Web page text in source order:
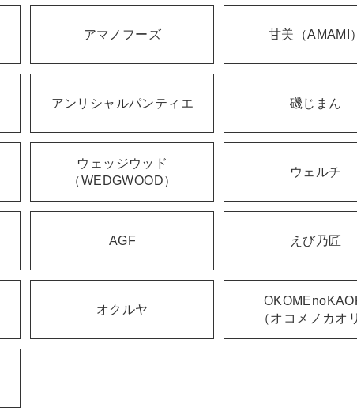
アマノフーズ 甘美（AMAMI）
アンリシャルパンティエ 磯じまん
ウェッジウッド
（WEDGWOOD）
ウェルチ
AGF えび乃匠
オクルヤ
（オコメノカオ